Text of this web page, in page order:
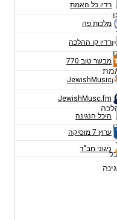
רדיו כל האמת
מלכות פה
רדיו קו ההלכה
מבשר טוב 770
JewishMusic
JewishMusc.fm
היכל הנגינה
ערוץ 7 מוסיקה
ניגוני חב"ד